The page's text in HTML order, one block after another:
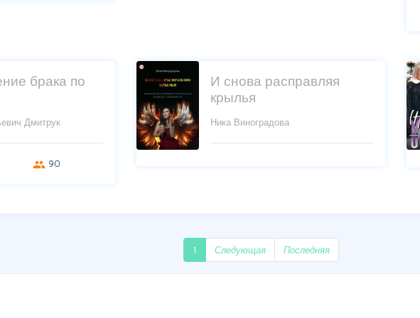
брака по
Дмитрук
group 90
И снова расправляя
крылья
Ника Виноградова
1 Следующая Последняя